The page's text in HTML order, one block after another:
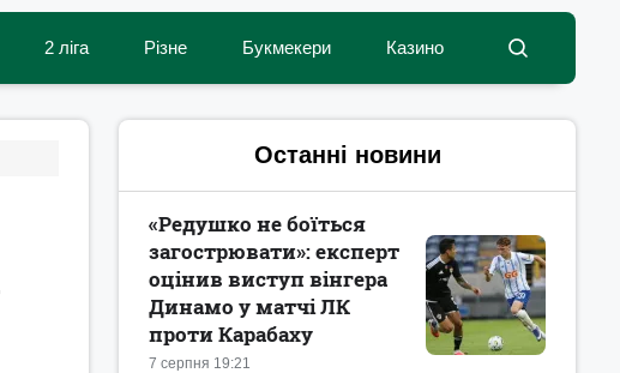
2 ліга Різне Букмекери Казино
Останні новини
7 серпня 19:21
«Редушко не боїться
загострювати»: експерт
оцінив виступ вінгера
Динамо у матчі ЛК
проти Карабаху